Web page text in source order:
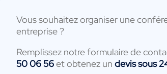
Vous souhaitez organiser une
entreprise ?
Remplissez notre formulaire de
50 06 56et obtenez un devis sous